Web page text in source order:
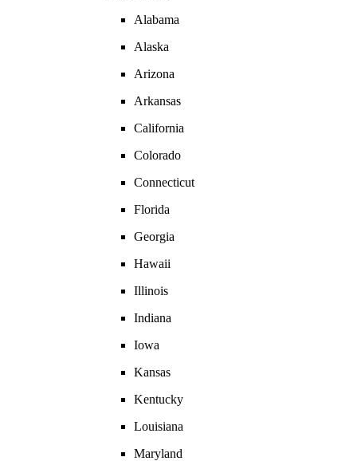
Alabama
Alaska
Arizona
Arkansas
California
Colorado
Connecticut
Florida
Georgia
Hawaii
Illinois
Indiana
Iowa
Kansas
Kentucky
Louisiana
Maryland